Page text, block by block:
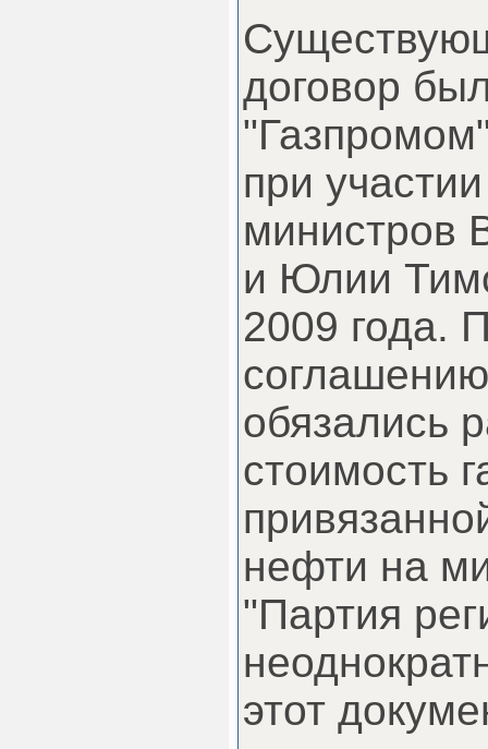
договор
при
министров
и Юлии
2009 года.
обязались
стоимость
нефти на
"Партия
этот